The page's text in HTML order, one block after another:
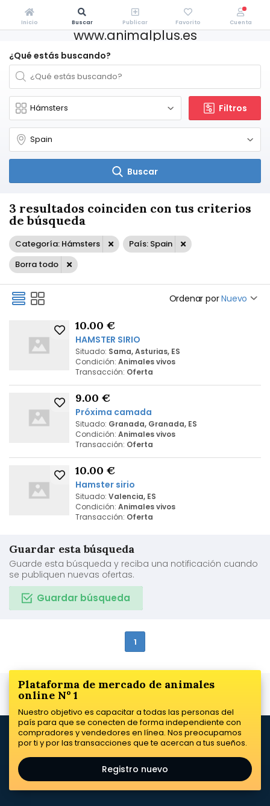
www.animalplus.es
¿Qué estás buscando?
Filtros
Buscar
3 resultados coinciden con tus criterios
de búsqueda
Categoría: Hámsters
País: Spain
Borra todo
Ordenar porNuevo
10.00 €
HAMSTER SIRIO
Situado: Sama, Asturias, ES
Condición: Animales vivos
Transacción: Oferta
9.00 €
Próxima camada
Situado: Granada, Granada, ES
Condición: Animales vivos
Transacción: Oferta
10.00 €
Hamster sirio
Situado: Valencia, ES
Condición: Animales vivos
Transacción: Oferta
Guardar esta búsqueda
Guarde esta búsqueda y reciba una notificación cuando
se publiquen nuevas ofertas.
Guardar búsqueda
1
Plataforma de mercado de animales
online Nº 1
Nuestro objetivo es capacitar a todas las personas del
país para que se conecten de forma independiente con
compradores y vendedores en línea. Nos preocupamos
por ti y por las transacciones que te acercan a tus sueños.
Registro nuevo
Inicio Buscar Publicar Favorito Cuenta